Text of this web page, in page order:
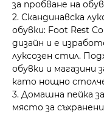
за пробване на
2. Скандинавска
обувки: Foot Rest
дизайн и е
луксозен стил.
обувки и магазини
като нощно
3. Домашна пейка
място за